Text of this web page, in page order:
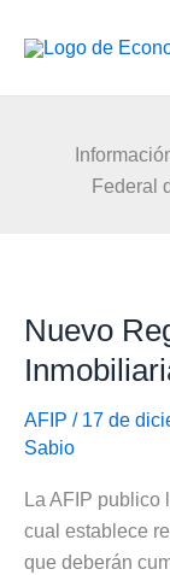
Federal
Nuevo
AFIP / 17 de
Sabio
La AFIP publico
cual establece
que deberán